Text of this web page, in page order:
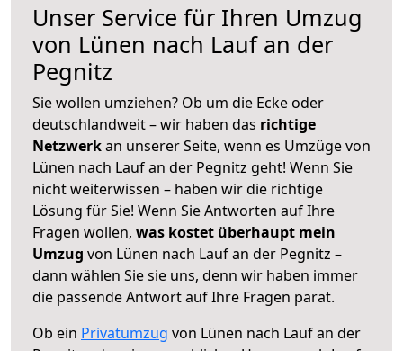
Unser Service für Ihren Umzug
von Lünen nach Lauf an der
Pegnitz
Sie wollen umziehen? Ob um die Ecke oder
deutschlandweit – wir haben das richtige
Netzwerkan unserer Seite, wenn es Umzüge von
Lünen nach Lauf an der Pegnitz geht! Wenn Sie
nicht weiterwissen – haben wir die richtige
Lösung für Sie! Wenn Sie Antworten auf Ihre
Fragen wollen, was kostet überhaupt mein
Umzug von Lünen nach Lauf an der Pegnitz –
dann wählen Sie sie uns, denn wir haben immer
die passende Antwort auf Ihre Fragen parat.
Ob ein Privatumzug von Lünen nach Lauf an der